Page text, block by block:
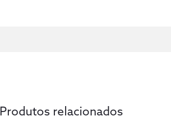
Produtos relacionados